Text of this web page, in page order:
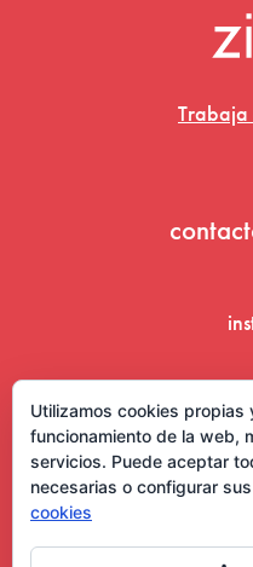
Trabaja
Utilizamos cookies
funcionamiento de la web,
servicios. Puede aceptar
necesarias o configurar
cookies